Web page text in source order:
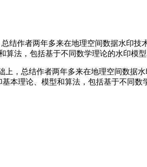
结作者两年多来在地理空间数据水印
法，包括基于不同数学理论的水印模型
上，总结作者两年多来在地理空间数据
本理论、模型和算法，包括基于不同数